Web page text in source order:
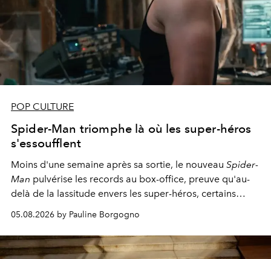
POP CULTURE
Spider-Man triomphe là où les super-héros
s'essoufflent
Moins d'une semaine après sa sortie, le nouveau Spider-
Man pulvérise les records au box-office, preuve qu'au-
delà de la lassitude envers les super-héros, certains
personnages continuent de susciter une ferveur intacte.
05.08.2026 by Pauline Borgogno